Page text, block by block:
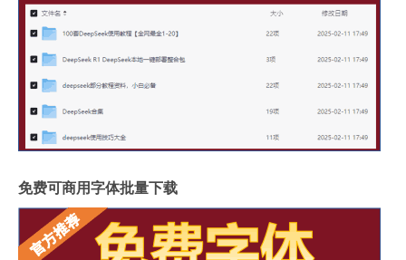
免费可商用字体批量下载